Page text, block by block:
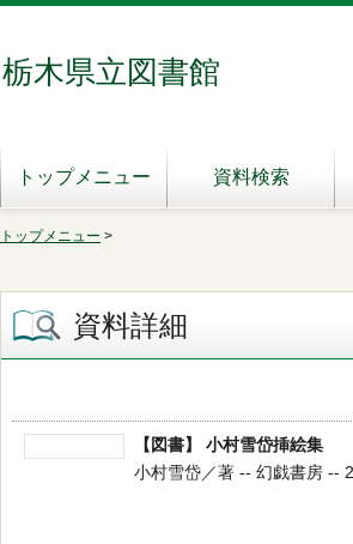
栃木県立図書館
トップメニュー 資料検索
トップメニュー >
資料詳細
【図書】 小村雪岱挿絵集
小村雪岱／著 -- 幻戯書房 --